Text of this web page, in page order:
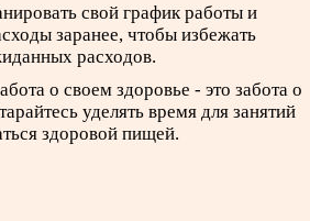
свой график работы и
заранее, чтобы избежать
расходов.
о своем здоровье - это забота о
уделять время для занятий
здоровой пищей.